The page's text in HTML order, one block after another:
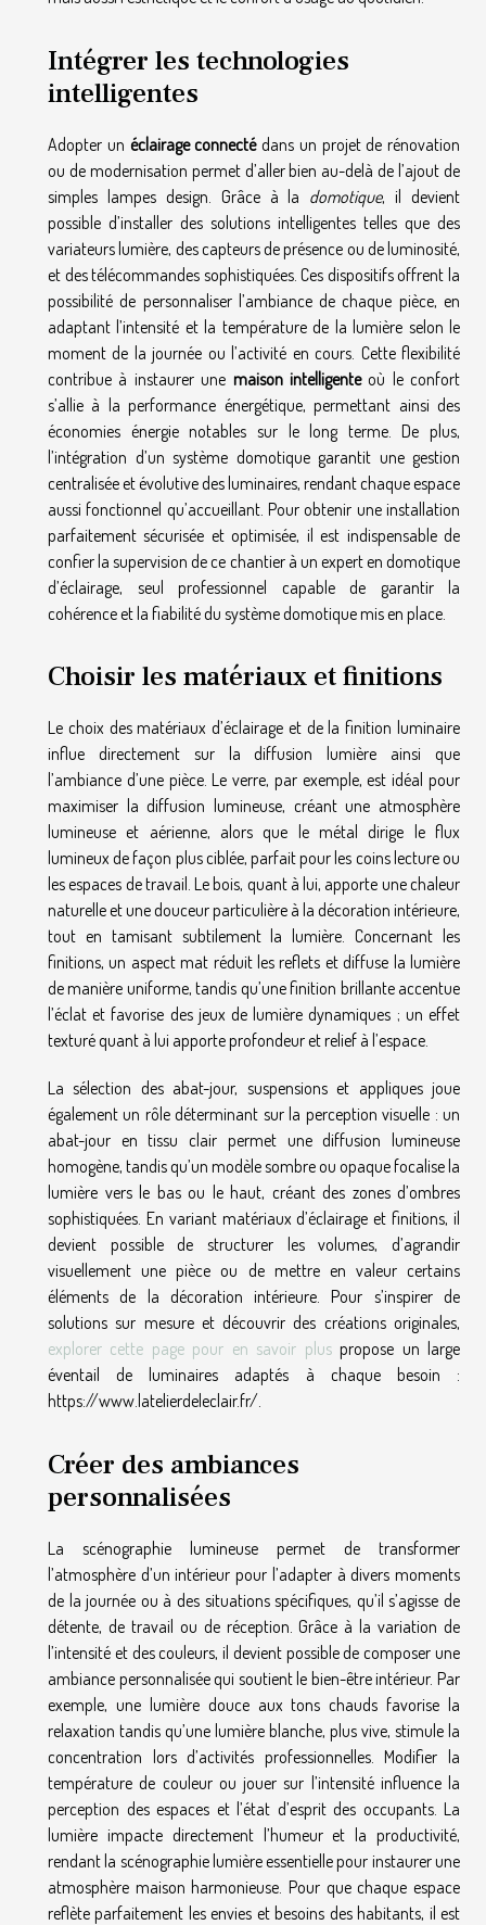
Intégrer les technologies
intelligentes
Adopter un éclairage connectédans un projet de rénovation
ou de modernisation permet d’aller bien au-delà de l’ajout de
simples lampes design. Grâce à la domotique, il devient
possible d’installer des solutions intelligentes telles que des
variateurs lumière, des capteurs de présence ou de luminosité,
et des télécommandes sophistiquées. Ces dispositifs offrent la
possibilité de personnaliser l’ambiance de chaque pièce, en
adaptant l’intensité et la température de la lumière selon le
moment de la journée ou l’activité en cours. Cette flexibilité
contribue à instaurer une maison intelligenteoù le confort
s’allie à la performance énergétique, permettant ainsi des
économies énergie notables sur le long terme. De plus,
l’intégration d’un système domotique garantit une gestion
centralisée et évolutive des luminaires, rendant chaque espace
aussi fonctionnel qu’accueillant. Pour obtenir une installation
parfaitement sécurisée et optimisée, il est indispensable de
confier la supervision de ce chantier à un expert en domotique
d’éclairage, seul professionnel capable de garantir la
cohérence et la fiabilité du système domotique mis en place.
Choisir les matériaux et finitions
Le choix des matériaux d’éclairage et de la finition luminaire
influe directement sur la diffusion lumière ainsi que
l’ambiance d’une pièce. Le verre, par exemple, est idéal pour
maximiser la diffusion lumineuse, créant une atmosphère
lumineuse et aérienne, alors que le métal dirige le flux
lumineux de façon plus ciblée, parfait pour les coins lecture ou
les espaces de travail. Le bois, quant à lui, apporte une chaleur
naturelle et une douceur particulière à la décoration intérieure,
tout en tamisant subtilement la lumière. Concernant les
finitions, un aspect mat réduit les reflets et diffuse la lumière
de manière uniforme, tandis qu’une finition brillante accentue
l’éclat et favorise des jeux de lumière dynamiques ; un effet
texturé quant à lui apporte profondeur et relief à l’espace.
La sélection des abat-jour, suspensions et appliques joue
également un rôle déterminant sur la perception visuelle : un
abat-jour en tissu clair permet une diffusion lumineuse
homogène, tandis qu’un modèle sombre ou opaque focalise la
lumière vers le bas ou le haut, créant des zones d’ombres
sophistiquées. En variant matériaux d’éclairage et finitions, il
devient possible de structurer les volumes, d’agrandir
visuellement une pièce ou de mettre en valeur certains
éléments de la décoration intérieure. Pour s’inspirer de
solutions sur mesure et découvrir des créations originales,
explorer cette page pour en savoir pluspropose un large
éventail de luminaires adaptés à chaque besoin :
https://www.latelierdeleclair.fr/.
Créer des ambiances
personnalisées
La scénographie lumineuse permet de transformer
l’atmosphère d’un intérieur pour l’adapter à divers moments
de la journée ou à des situations spécifiques, qu’il s’agisse de
détente, de travail ou de réception. Grâce à la variation de
l’intensité et des couleurs, il devient possible de composer une
ambiance personnalisée qui soutient le bien-être intérieur. Par
exemple, une lumière douce aux tons chauds favorise la
relaxation tandis qu’une lumière blanche, plus vive, stimule la
concentration lors d’activités professionnelles. Modifier la
température de couleur ou jouer sur l’intensité influence la
perception des espaces et l’état d’esprit des occupants. La
lumière impacte directement l’humeur et la productivité,
rendant la scénographie lumière essentielle pour instaurer une
atmosphère maison harmonieuse. Pour que chaque espace
reflète parfaitement les envies et besoins des habitants, il est